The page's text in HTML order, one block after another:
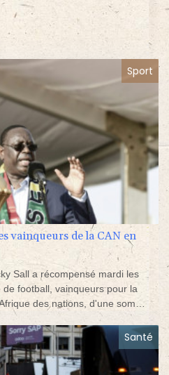
Sport
vainqueurs de la CAN en
Sall a récompensé mardi les
football, vainqueurs pour la
des nations, d'une somme
et de deux terrains à Dakar et
Santé